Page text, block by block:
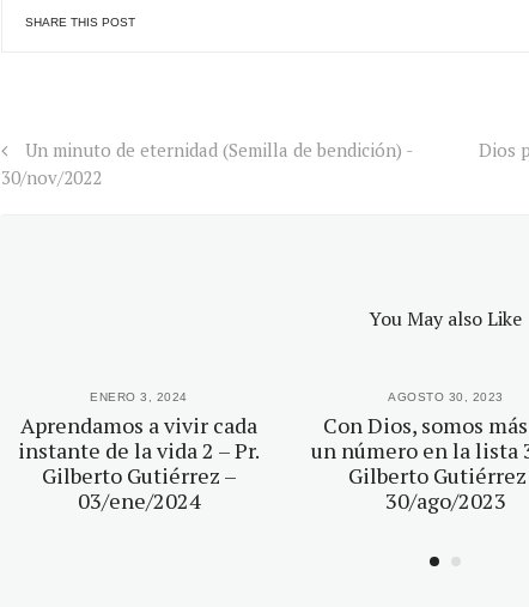
SHARE THIS POST
Un minuto de eternidad (Semilla de bendición) -
30/nov/2022
Dios
You May also Like
ENERO 3, 2024
Aprendamos a vivir cada
instante de la vida 2 – Pr.
Gilberto Gutiérrez –
03/ene/2024
AGOSTO 30, 2023
Con Dios, somos
un número en la lista
Gilberto Gutiérrez
30/ago/2023